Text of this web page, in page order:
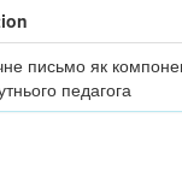
письмо як
педагога